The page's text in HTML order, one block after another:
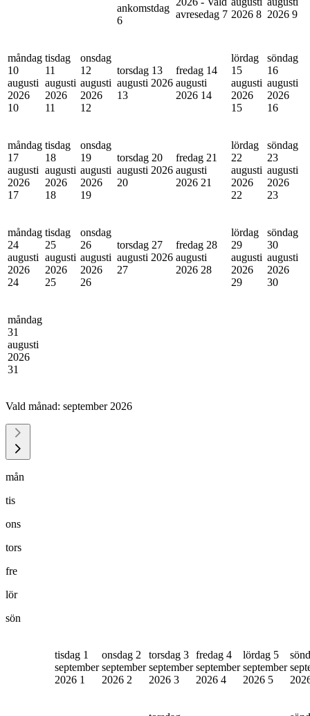
ankomstdag
6
avresedag 7 2026 8 2026 9
måndag
10
augusti
2026
10
tisdag
11
augusti
2026
11
onsdag
12
augusti
2026
12
torsdag 13
augusti 2026
13
fredag 14
augusti
2026 14
lördag
15
augusti
2026
15
söndag
16
augusti
2026
16
måndag
17
augusti
2026
17
tisdag
18
augusti
2026
18
onsdag
19
augusti
2026
19
torsdag 20
augusti 2026
20
fredag 21
augusti
2026 21
lördag
22
augusti
2026
22
söndag
23
augusti
2026
23
måndag
24
augusti
2026
24
tisdag
25
augusti
2026
25
onsdag
26
augusti
2026
26
torsdag 27
augusti 2026
27
fredag 28
augusti
2026 28
lördag
29
augusti
2026
29
söndag
30
augusti
2026
30
måndag
31
augusti
2026
31
Vald månad: september 2026
mån
tis
ons
tors
fre
lör
sön
tisdag 1
september
2026 1
onsdag 2
september
2026 2
torsdag 3
september
2026 3
fredag 4
september
2026 4
lördag 5
september
2026 5